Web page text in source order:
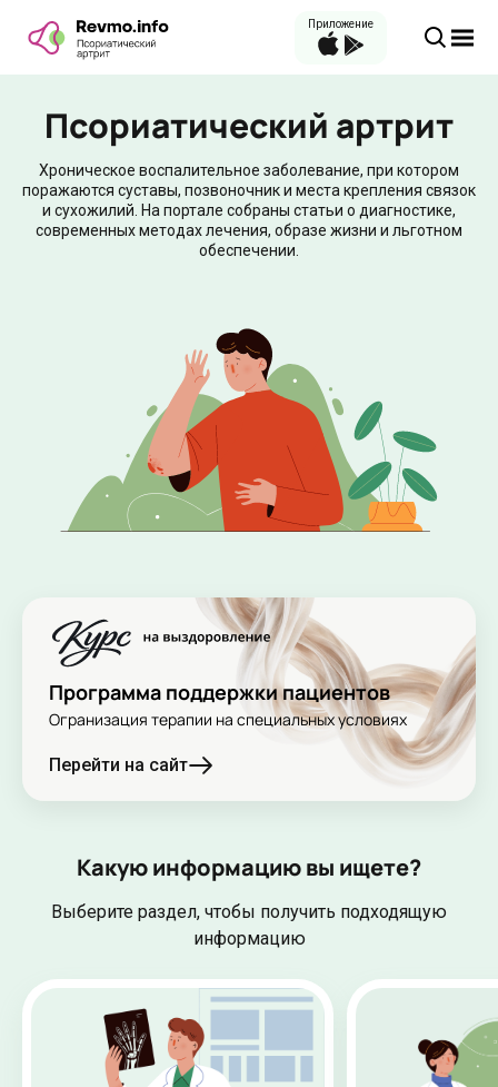
Приложение
Псориатический артрит
Хроническое воспалительное заболевание, при котором
поражаются суставы, позвоночник и места крепления связок
и сухожилий. На портале собраны статьи о диагностике,
современных методах лечения, образе жизни и льготном
обеспечении.
Программа поддержки пациентов
Огранизация терапии на специальных условиях
Перейти на сайт
Какую информацию вы ищете?
Выберите раздел, чтобы получить подходящую
информацию